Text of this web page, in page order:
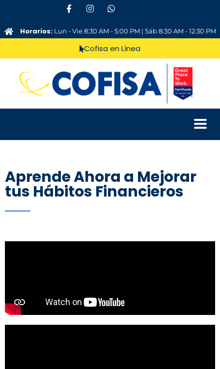
Horarios: Lun - Vie 8:30 AM - 5:00 PM | Sáb 8:30 AM - 12:30 PM
Cofisa en Línea
Aprende Ahora a Mejorar
tus Hábitos Financieros